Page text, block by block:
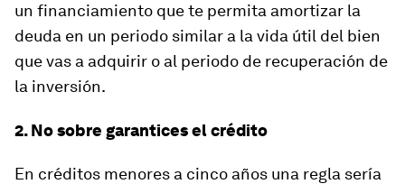
un financiamiento que te permita amortizar la
deuda en un periodo similar a la vida útil del bien
que vas a adquirir o al periodo de recuperación de
la inversión.
2. No sobre garantices el crédito
En créditos menores a cinco años una regla sería